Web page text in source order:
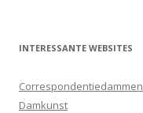
INTERESSANTE WEBSITES
Correspondentiedammen
Damkunst